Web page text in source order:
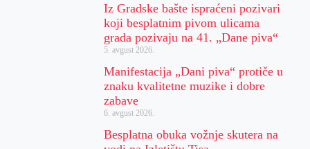
Iz Gradske bašte ispraćeni pozivari
koji besplatnim pivom ulicama
grada pozivaju na 41. „Dane piva“
5. avgust 2026.
Manifestacija „Dani piva“ protiče u
znaku kvalitetne muzike i dobre
zabave
6. avgust 2026.
Besplatna obuka vožnje skutera na